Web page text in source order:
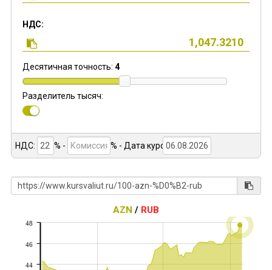
НДС:
Десятичная точность: 4
Разделитель тысяч:
НДС: % - % - Дата курса:
AZN / RUB
44
46
48